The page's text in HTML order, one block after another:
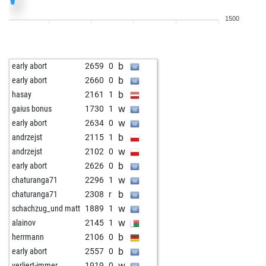
b
hortenmax21 1823 0 w
neumeyeran 1975 0 b
early abort 2535 0 b
confusedqueen 1949 1 w
hmtt 1815 1 w
horst buchholz 1211 1 w
floresti78 1759 1 w
maotunstar 1713 1 b
early abort 2483 0 w
miladatchess 1800 w
poppele 2007 0 b
early abort 2519 0 w
adacta1808 1716 0 w
1826 1 b
1500
early abort 2659 0 b
early abort 2660 0 b
hasay 2161 1 b
gaius bonus 1730 1 w
early abort 2634 0 w
andrzejst 2115 1 b
andrzejst 2102 0 w
early abort 2626 0 b
chaturanga71 2296 1 w
chaturanga71 2308 r b
schachzug_und matt 1889 1 w
alainov 2145 1 w
herrmann 2106 0 b
early abort 2557 0 b